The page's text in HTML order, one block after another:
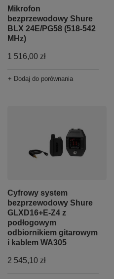
Mikrofon
bezprzewodowy Shure
BLX 24E/PG58 (518-542
MHz)
1 516,00 zł
+ Dodaj do porównania
Cyfrowy system
bezprzewodowy Shure
GLXD16+E-Z4 z
podłogowym
odbiornikiem gitarowym
i kablem WA305
2 545,10 zł